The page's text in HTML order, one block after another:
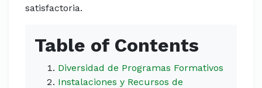
satisfactoria.
Table of Contents
Diversidad de Programas Formativos
Instalaciones y Recursos de